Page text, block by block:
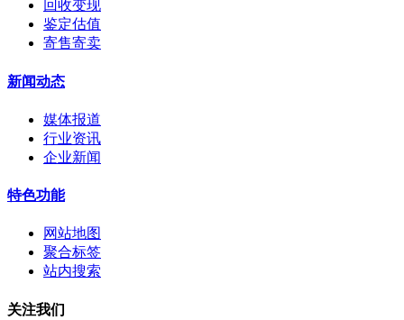
回收变现
鉴定估值
寄售寄卖
新闻动态
媒体报道
行业资讯
企业新闻
特色功能
网站地图
聚合标签
站内搜索
关注我们